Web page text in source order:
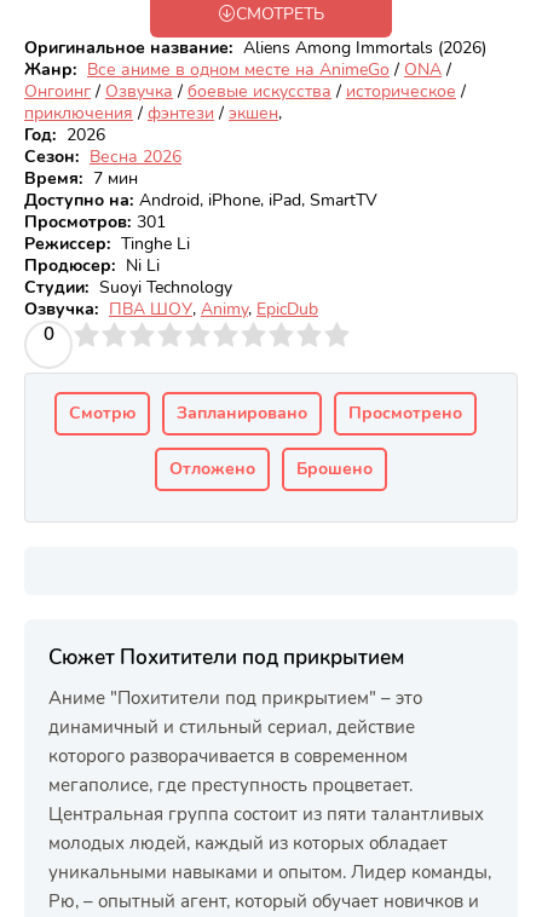
СМОТРЕТЬ
Оригинальное название: Aliens Among Immortals (2026)
Жанр: Все аниме в одном месте на AnimeGo / ONA /
Онгоинг / Озвучка / боевые искусства / историческое /
приключения / фэнтези / экшен,
Год: 2026
Сезон: Весна 2026
Время: 7 мин
Доступно на: Android, iPhone, iPad, SmartTV
Просмотров: 301
Режиссер: Tinghe Li
Продюсер: Ni Li
Студии: Suoyi Technology
Озвучка: ПВА ШОУ, Animy, EpicDub
0
4 5 6 7 8 9 10
Смотрю Запланировано Просмотрено
Отложено Брошено
Сюжет Похитители под прикрытием
Аниме "Похитители под прикрытием" – это
динамичный и стильный сериал, действие
которого разворачивается в современном
мегаполисе, где преступность процветает.
Центральная группа состоит из пяти талантливых
молодых людей, каждый из которых обладает
уникальными навыками и опытом. Лидер команды,
Рю, – опытный агент, который обучает новичков и